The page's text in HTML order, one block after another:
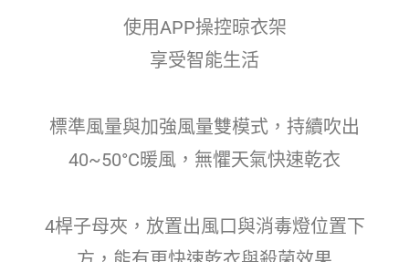
使用APP操控晾衣架
享受智能生活
標準風量與加強風量雙模式，持續吹出
40~50°C暖風，無懼天氣快速乾衣
4桿子母夾，放置出風口與消毒燈位置下